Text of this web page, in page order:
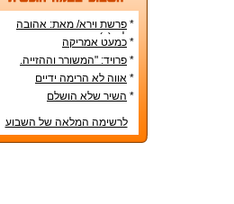
* פרשת וירא/ מאת: אהובה
קליין (c)
* כמעט אמריקה
* פרויד: "המשורר וההזייה.
מעשה היצירה בראי
הפסיכואנליזה".
* אווה לא הרימה ידיים
* השיר שלא הושלם
לרשימה המלאה של השבוע